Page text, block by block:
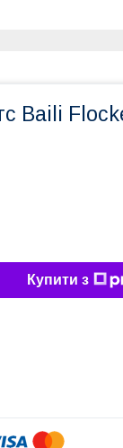
Baili
Купити з